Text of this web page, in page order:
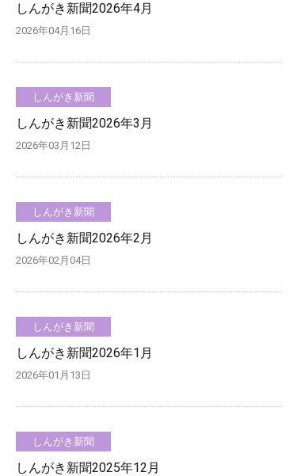
しんがき新聞2026年4月
2026年04月16日
しんがき新聞
しんがき新聞2026年3月
2026年03月12日
しんがき新聞
しんがき新聞2026年2月
2026年02月04日
しんがき新聞
しんがき新聞2026年1月
2026年01月13日
しんがき新聞
しんがき新聞2025年12月